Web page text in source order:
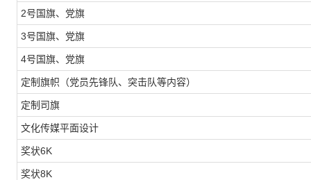
2号国旗、党旗
3号国旗、党旗
4号国旗、党旗
定制旗帜（党员先锋队、突击队等内容）
定制司旗
文化传媒平面设计
奖状6K
奖状8K